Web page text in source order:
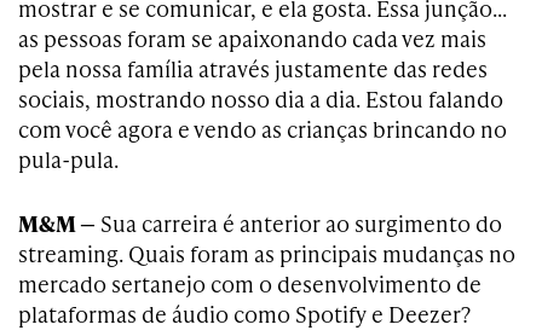
mostrar e se comunicar, e ela gosta. Essa junção…
as pessoas foram se apaixonando cada vez mais
pela nossa família através justamente das redes
sociais, mostrando nosso dia a dia. Estou falando
com você agora e vendo as crianças brincando no
pula-pula.
M&M — Sua carreira é anterior ao surgimento do
streaming. Quais foram as principais mudanças no
mercado sertanejo com o desenvolvimento de
plataformas de áudio como Spotify e Deezer?